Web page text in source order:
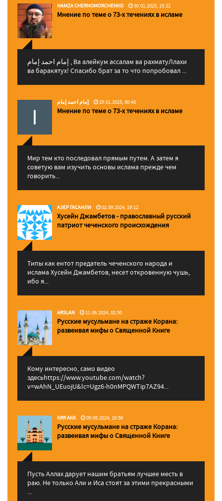
HAMZA CHERNOMORCHENKO 30.01.2025, 15:22
Мнение по теме о 73-х течениях в исламе
إمام احمد إمام , Ва алейкум ассалам ва рахматуЛлахи
ва баракятух! Спасибо брат за то что попробовал ...
إمام احمد إمام 29.01.2025, 00:43
Мнение по теме о 73-х течениях в исламе
Мир тем кто последовал прямым путем. А затем я
советую вам изучить основы ислама прежде чем
говорить...
АЗЕР ГАСАНЛИ 02.09.2024, 19:12
Хусейн Джамбетов - православный русский
патриот чеченского происхождения
Типы как ентот предатель чеченского народа и
ислама Хусейн Джамбетов, несет откровенную чушь,
ибо я...
ARSLAN 11.06.2024, 02:50
Русские мусульмане на страже Корана:
pазвеивая мифы о Священной Книге
Кому интересно, само видео
здесьhttps://www.youtube.com/watch?
v=wAhN_UEuojU&lc=Ugz6-h0nMPQWTip7AZ94...
KRR AKK 09.06.2024, 18:56
Русские мусульмане на страже Корана:
pазвеивая мифы о Священной Книге
Пусть Аллах дарует нашим братьям лучшее месть в
раю. Не только Али и Иса стоят за этими прекрасными
...